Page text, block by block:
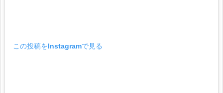
この投稿をInstagramで見る